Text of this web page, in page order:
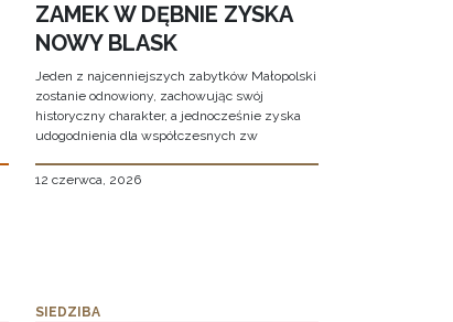
ZAMEK W DĘBNIE ZYSKA
NOWY BLASK
Jeden z najcenniejszych zabytków Małopolski
zostanie odnowiony, zachowując swój
historyczny charakter, a jednocześnie zyska
udogodnienia dla współczesnych zw
12 czerwca, 2026
SIEDZIBA